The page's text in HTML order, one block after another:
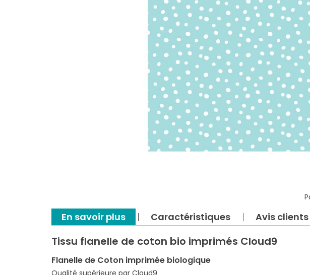
En savoir plus Caractéristiques Avis clients
Tissu flanelle de coton bio imprimés Cloud9
Flanelle de Coton imprimée biologique